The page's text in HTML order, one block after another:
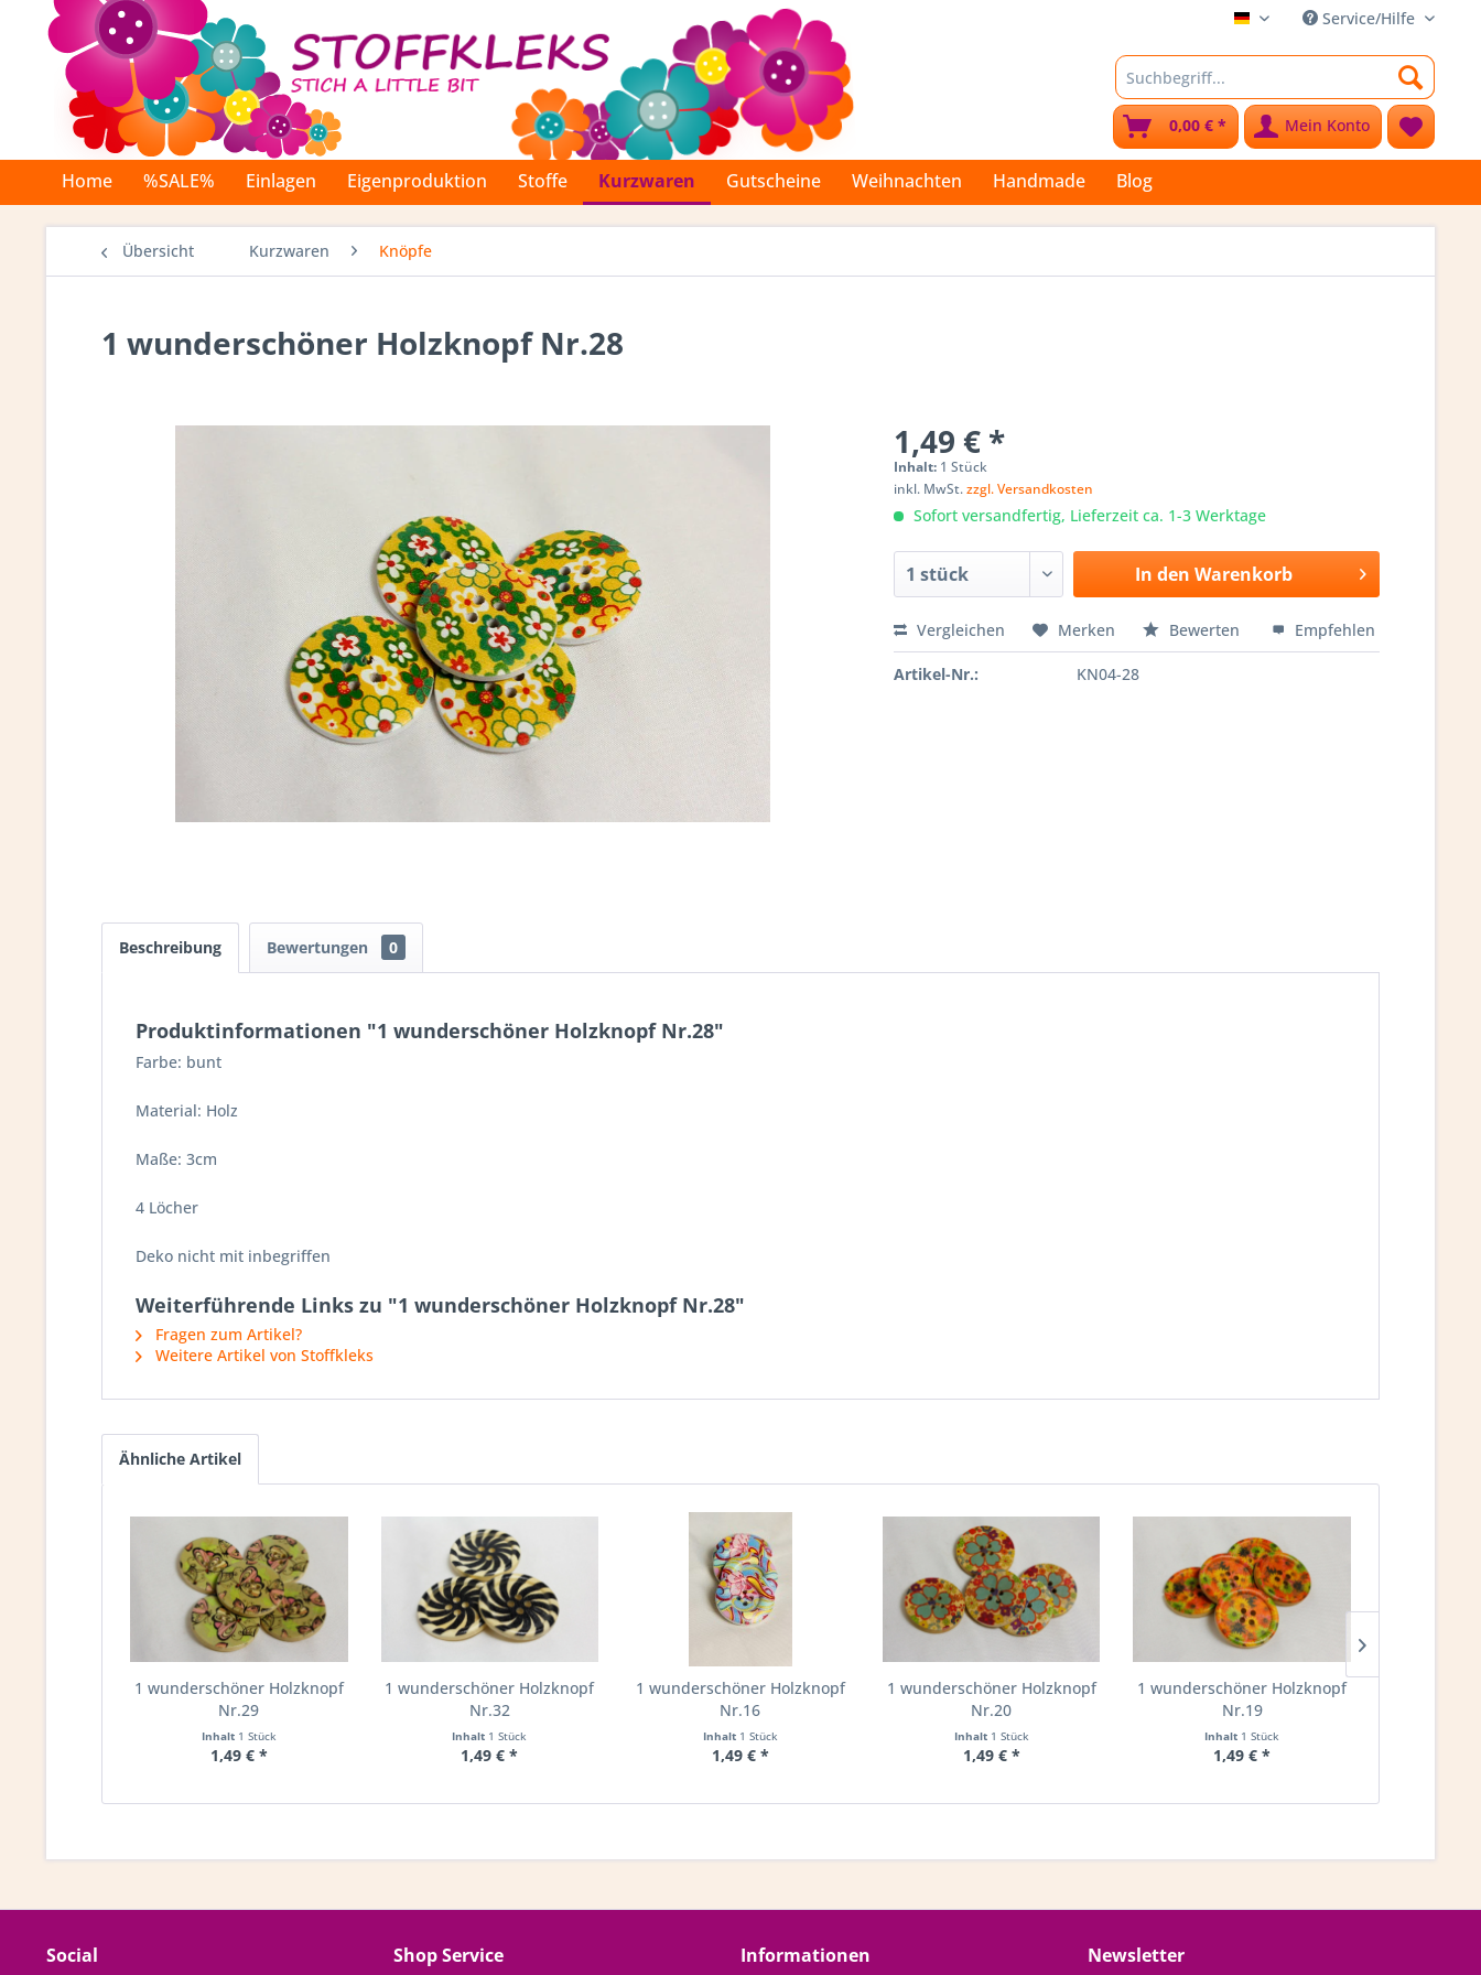
Stoffkleks Service/Hilfe
Mein Konto
0,00 € *
Home %SALE% Einlagen Eigenproduktion Stoffe Kurzwaren Gutscheine Weihnachten Handmade Blog
Übersicht Kurzwaren Knöpfe
1 wunderschöner Holzknopf Nr.28
1,49 € *
Inhalt: 1 Stück
inkl. MwSt.zzgl. Versandkosten
Sofort versandfertig, Lieferzeit ca. 1-3 Werktage
In den Warenkorb
Vergleichen Merken Bewerten Empfehlen
Artikel-Nr.: KN04-28
Beschreibung Bewertungen 0
Produktinformationen "1 wunderschöner Holzknopf Nr.28"
Farbe: bunt
Material: Holz
Maße: 3cm
4 Löcher
Deko nicht mit inbegriffen
Weiterführende Links zu "1 wunderschöner Holzknopf Nr.28"
Fragen zum Artikel?
Weitere Artikel von Stoffkleks
Ähnliche Artikel
1 wunderschöner Holzknopf
Nr.29
Inhalt 1 Stück
1,49 € *
1 wunderschöner Holzknopf
Nr.32
Inhalt 1 Stück
1,49 € *
1 wunderschöner Holzknopf
Nr.16
Inhalt 1 Stück
1,49 € *
1 wunderschöner Holzknopf
Nr.20
Inhalt 1 Stück
1,49 € *
1 wunderschöner Holzknopf
Nr.19
Inhalt 1 Stück
1,49 € *
Social Shop Service Informationen Newsletter